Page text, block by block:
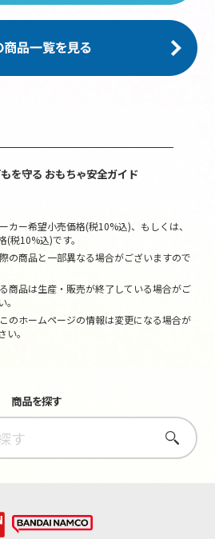
を守る おもちゃ安全ガイド
ー希望小売価格(税10%込)、もしくは、
税10%込)です。
の商品と一部異なる場合がございますので
商品は生産・販売が終了している場合がご
のホームページの情報は変更になる場合が
。
商品を探す
さがす